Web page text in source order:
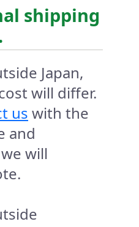
shipping
Japan,
will differ.
us with the
and
will